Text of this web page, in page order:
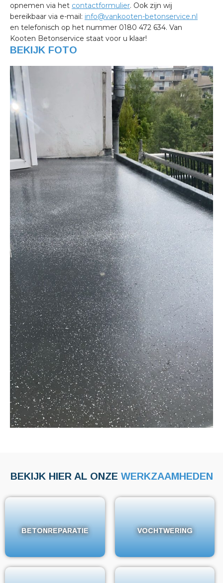
opnemen via het contactformulier. Ook zijn wij
bereikbaar via e-mail: info@vankooten-betonservice.nl
en telefonisch op het nummer 0180 472 634. Van
Kooten Betonservice staat voor u klaar!
BEKIJK FOTO
BEKIJK HIER AL ONZE WERKZAAMHEDEN
BETONREPARATIE
BETONREPARATIE VOCHTWERING
VOCHTWERING